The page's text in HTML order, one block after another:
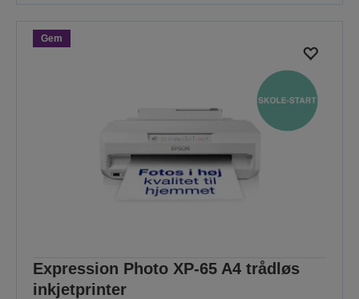
Gem
Expression Photo XP-65 A4 trådløs
inkjetprinter